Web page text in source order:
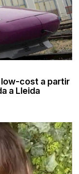
low-cost a partir
a Lleida